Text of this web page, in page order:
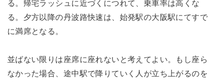
る。帰宅ラッシュに近づくにつれて、乗車率は高くな
る。夕方以降の丹波路快速は、始発駅の大阪駅にてすで
に満席となる。
並ばない限りは座席に座れないと考えてよい。もし座ら
なかった場合、途中駅で降りていく人が立ち上がるのを